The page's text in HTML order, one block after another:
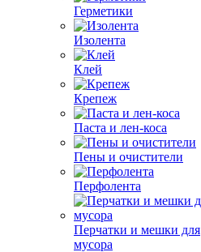
Герметики
Изолента
Клей
Крепеж
Паста и лен-коса
Пены и очистители
Перфолента
Перчатки и мешки для
мусора